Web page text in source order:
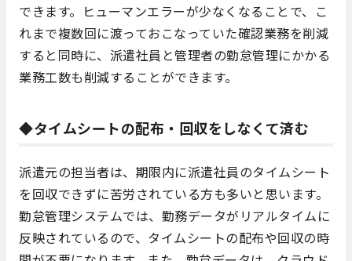
できます。ヒューマンエラーが少なくなることで、こ
れまで複数回に渡っておこなっていた確認業務を削減
すると同時に、派遣社員と管理者の勤怠管理にかかる
業務工数も削減することができます。
◆タイムシートの配布・回収をしなくて済む
派遣元の担当者は、期限内に派遣社員のタイムシート
を回収できずに苦労されている方も多いと思います。
勤怠管理システムでは、勤務データがリアルタイムに
反映されているので、タイムシートの配布や回収の時